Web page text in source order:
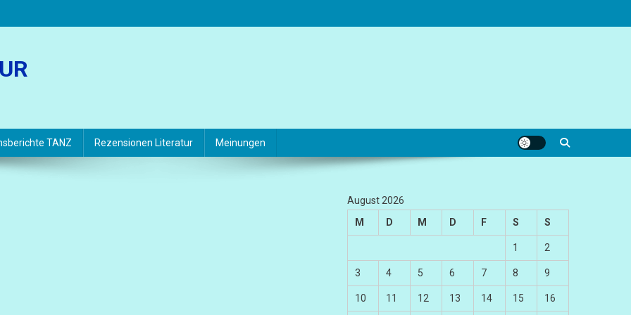
TANZ Rezensionen Literatur Meinungen
August 2026
M
D M D F S S
1 2
3 4 5 6 7 8 9
10 11 12 13 14 15 16